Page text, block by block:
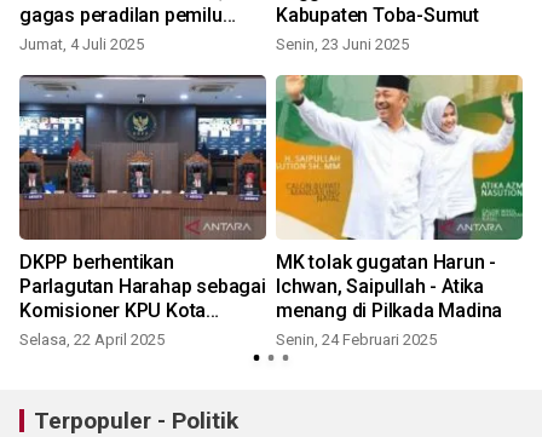
gagas peradilan pemilu
terintegrasi
Jumat, 4 Juli 2025
Kabupaten Toba-Sumut
Senin, 23 Juni 2025
DKPP berhentikan
Parlagutan Harahap sebagai
Komisioner KPU Kota
Padangsidimpuan
Selasa, 22 April 2025
MK tolak gugatan Harun -
Ichwan, Saipullah - Atika
menang di Pilkada Madina
Senin, 24 Februari 2025
Terpopuler - Politik